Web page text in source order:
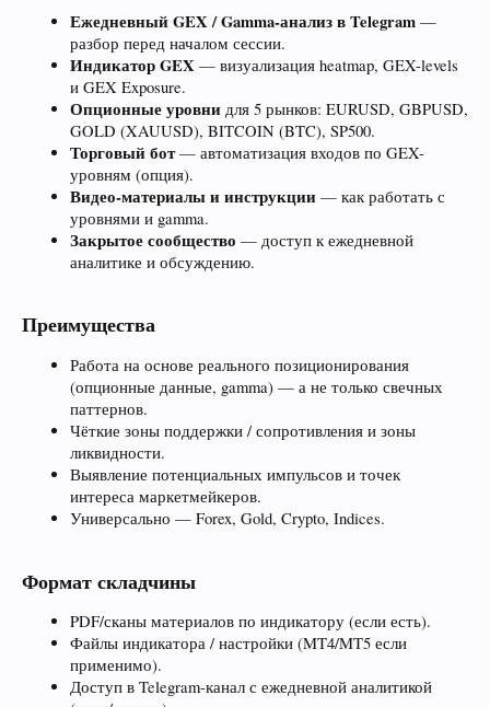
Ежедневный GEX / Gamma-анализ в Telegram —
разбор перед началом сессии.
Индикатор GEX — визуализация heatmap, GEX-levels
и GEX Exposure.
Опционные уровни для 5 рынков: EURUSD, GBPUSD,
GOLD (XAUUSD), BITCOIN (BTC), SP500.
Торговый бот— автоматизация входов по GEX-
уровням (опция).
Видео-материалы и инструкции — как работать с
уровнями и gamma.
Закрытое сообщество — доступ к ежедневной
аналитике и обсуждению.
Преимущества
Работа на основе реального позиционирования
(опционные данные, gamma) — а не только свечных
паттернов.
Чёткие зоны поддержки / сопротивления и зоны
ликвидности.
Выявление потенциальных импульсов и точек
интереса маркетмейкеров.
Универсально — Forex, Gold, Crypto, Indices.
Формат складчины
PDF/сканы материалов по индикатору (если есть).
Файлы индикатора / настройки (MT4/MT5 если
применимо).
Доступ в Telegram-канал с ежедневной аналитикой